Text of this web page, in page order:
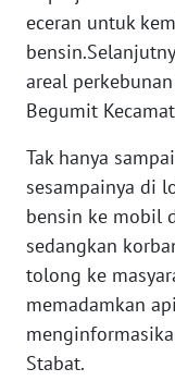
eceran untuk
areal
Begumit
Tak hanya
sesampainya di
bensin ke mobil
sedangkan
tolong ke
memadamkan
Stabat.
WN
NUSANTARA
WN
JOGJA
WN
BALI
WN